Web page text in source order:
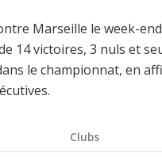
Marseille le week-
14 victoires, 3 nuls et
le championnat, en
Clubs